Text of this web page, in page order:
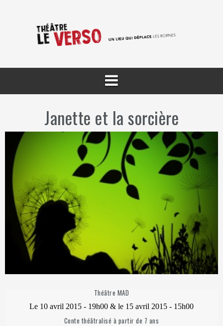
Janette et la sorcière
Théâtre MAD
Le 10 avril 2015 - 19h00 & le 15 avril 2015 - 15h00
Conte théâtralisé à partir de 7 ans